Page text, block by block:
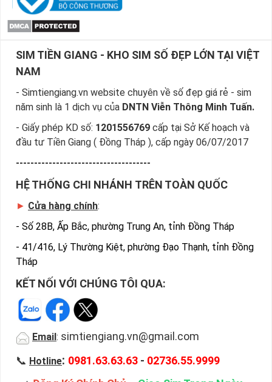
SIM TIỀN GIANG - KHO SIM SỐ ĐẸP LỚN TẠI VIỆT
NAM
- Simtiengiang.vn website chuyên về số đẹp giá rẻ - sim
năm sinh là 1 dịch vụ của DNTN Viễn Thông Minh Tuấn.
- Giấy phép KD số: 1201556769 cấp tại Sở Kế hoạch và
đầu tư Tiền Giang ( Đồng Tháp ), cấp ngày 06/07/2017
-------------------------------------
HỆ THỐNG CHI NHÁNH TRÊN TOÀN QUỐC
► Cửa hàng chính:
- Số 28B, Ấp Bắc, phường Trung An, tỉnh Đồng Tháp
- 41/416, Lý Thường Kiệt, phường Đạo Thạnh, tỉnh Đồng
Tháp
KẾT NỐI VỚI CHÚNG TÔI QUA:
Email : simtiengiang.vn@gmail.com
📞 Hotline: 0981.63.63.63 - 02736.55.9999